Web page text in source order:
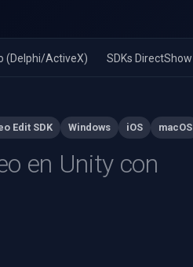
(Delphi/ActiveX) SDKs DirectShow
Edit SDK Windows iOS macOS
en Unity con